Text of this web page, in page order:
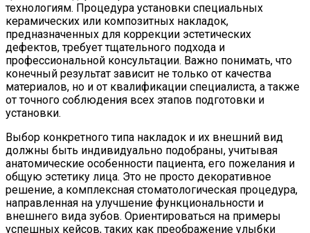
технологиям. Процедура установки специальных
керамических или композитных накладок,
предназначенных для коррекции эстетических
дефектов, требует тщательного подхода и
профессиональной консультации. Важно понимать, что
конечный результат зависит не только от качества
материалов, но и от квалификации специалиста, а также
от точного соблюдения всех этапов подготовки и
установки.
Выбор конкретного типа накладок и их внешний вид
должны быть индивидуально подобраны, учитывая
анатомические особенности пациента, его пожелания и
общую эстетику лица. Это не просто декоративное
решение, а комплексная стоматологическая процедура,
направленная на улучшение функциональности и
внешнего вида зубов. Ориентироваться на примеры
успешных кейсов, таких как преображение улыбки